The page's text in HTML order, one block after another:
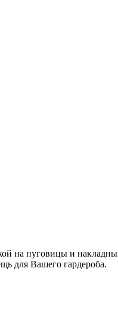
на пуговицы и
для Вашего гардероба.